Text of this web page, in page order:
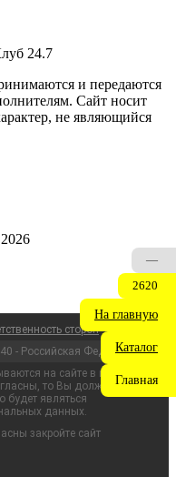
24.7
и передаются
Сайт носит
не являющийся
сторон
- Российская Федерация
на сайте в целях
то Вы должны
будет являться
данных.
закройте сайт
—
2620
На главную
Каталог
Главная